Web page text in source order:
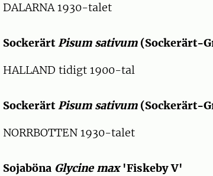
DALARNA 1930-talet
SockerärtPisum sativum(Sockerärt-
HALLAND tidigt 1900-tal
SockerärtPisum sativum(Sockerärt-
NORRBOTTEN 1930-talet
Sojaböna Glycine max'Fiskeby V'